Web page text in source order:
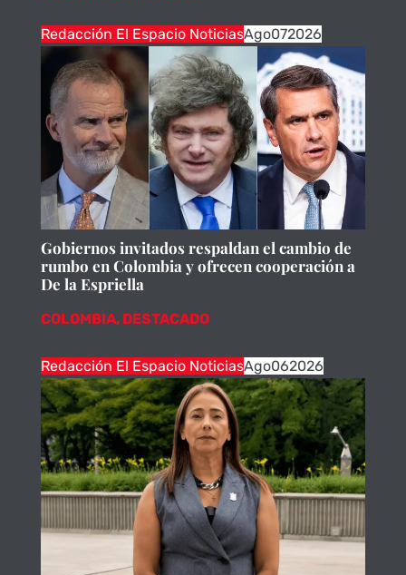
Redacción El Espacio NoticiasAgo072026
Gobiernos invitados respaldan el cambio de
rumbo en Colombia y ofrecen cooperación a
De la Espriella
COLOMBIA, DESTACADO
Redacción El Espacio NoticiasAgo062026